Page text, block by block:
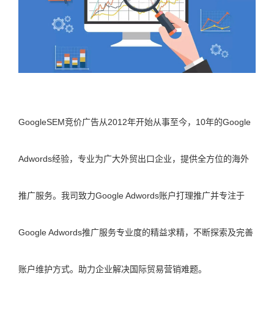
GoogleSEM竞价广告从2012年开始从事至今，10年的Google
Adwords经验，专业为广大外贸出口企业，提供全方位的海外
推广服务。我司致力Google Adwords账户打理推广并专注于
Google Adwords推广服务专业度的精益求精，不断探索及完善
账户维护方式。助力企业解决国际贸易营销难题。